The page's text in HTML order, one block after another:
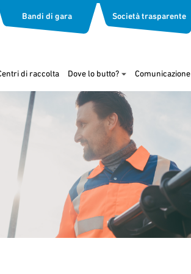
Bandi di gara Società trasparente
di raccolta Dove lo butto? Comunicazione